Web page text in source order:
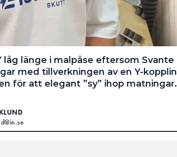
låg länge i malpåse eftersom
med tillverkningen av en Y-
för att elegant ”sy” ihop matningar.